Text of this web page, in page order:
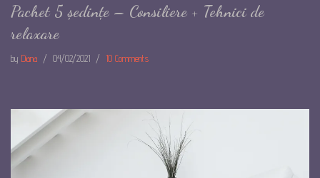
Pachet 5 ședințe – Consiliere + Tehnici de
relaxare
by Diana 04/02/2021 10 Comments